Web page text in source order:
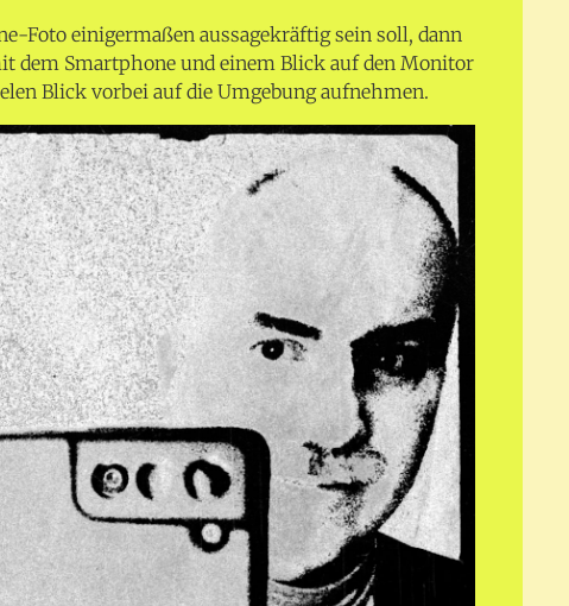
Foto einigermaßen aussagekräftig sein soll, dann
dem Smartphone und einem Blick auf den Monitor
Blick vorbei auf die Umgebung aufnehmen.